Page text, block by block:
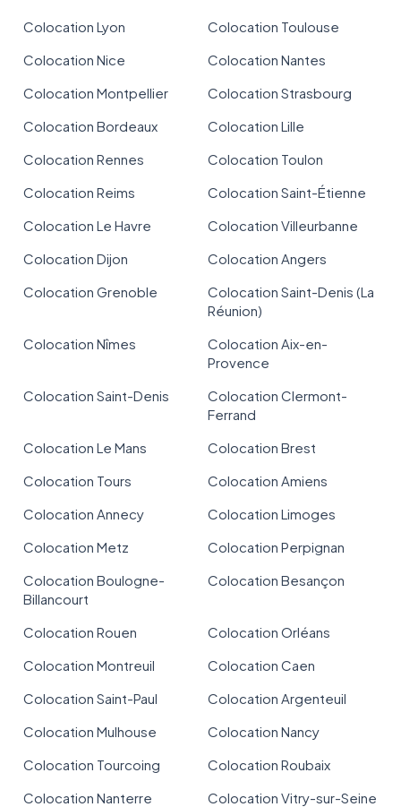
Colocation Lyon
Colocation Toulouse
Colocation Nice
Colocation Nantes
Colocation Montpellier
Colocation Strasbourg
Colocation Bordeaux
Colocation Lille
Colocation Rennes
Colocation Toulon
Colocation Reims
Colocation Saint-Étienne
Colocation Le Havre
Colocation Villeurbanne
Colocation Dijon
Colocation Angers
Colocation Grenoble
Colocation Saint-Denis (La
Réunion)
Colocation Nîmes
Colocation Aix-en-
Provence
Colocation Saint-Denis
Colocation Clermont-
Ferrand
Colocation Le Mans
Colocation Brest
Colocation Tours
Colocation Amiens
Colocation Annecy
Colocation Limoges
Colocation Metz
Colocation Perpignan
Colocation Boulogne-
Billancourt
Colocation Besançon
Colocation Rouen
Colocation Orléans
Colocation Montreuil
Colocation Caen
Colocation Saint-Paul
Colocation Argenteuil
Colocation Mulhouse
Colocation Nancy
Colocation Tourcoing
Colocation Roubaix
Colocation Nanterre
Colocation Vitry-sur-Seine